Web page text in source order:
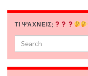
ΤΙ ΨΆΧΝΕΙΣ;
Search for: